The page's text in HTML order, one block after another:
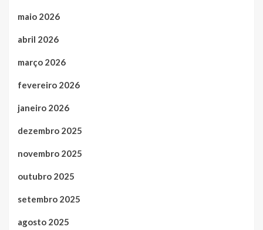
maio 2026
abril 2026
março 2026
fevereiro 2026
janeiro 2026
dezembro 2025
novembro 2025
outubro 2025
setembro 2025
agosto 2025